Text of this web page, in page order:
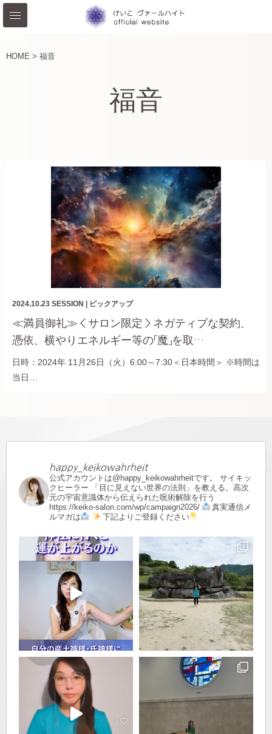
HOME > 福音
福音
2024.10.23 SESSION ピックアップ
≪満員御礼≫＜サロン限定＞ネガティブな契約、
憑依、横やりエネルギー等の「魔」を取…
日時：2024年 11月26日（火）6:00～7:30＜日本時間＞ ※時間は
当日…
happy_keikowahrheit
公式アカウントは@happy_keikowahrheitです。
サイキッ
クヒーラー 「目に見えない世界の法則」を教える。高次
元の宇宙意識体から伝えられた呪術解除を行う
https://keiko-salon.com/wp/campaign2026/
真実通信メ
ルマガは
下記よりご登録ください